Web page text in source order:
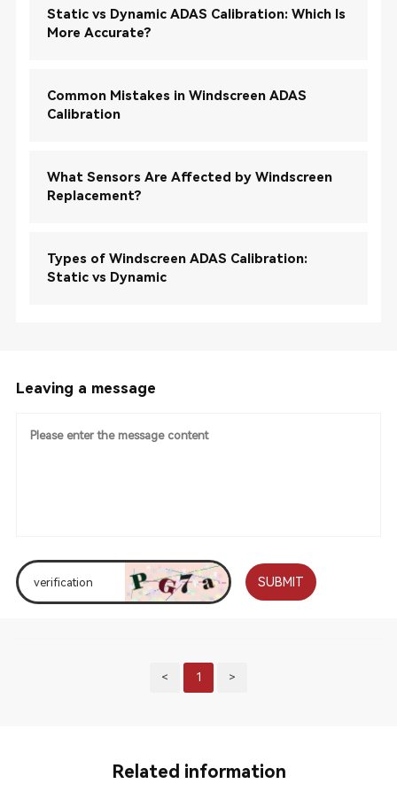
Static vs Dynamic ADAS Calibration: Which Is
More Accurate?
Common Mistakes in Windscreen ADAS
Calibration
What Sensors Are Affected by Windscreen
Replacement?
Types of Windscreen ADAS Calibration:
Static vs Dynamic
Leaving a message
SUBMIT
< 1 >
Related information